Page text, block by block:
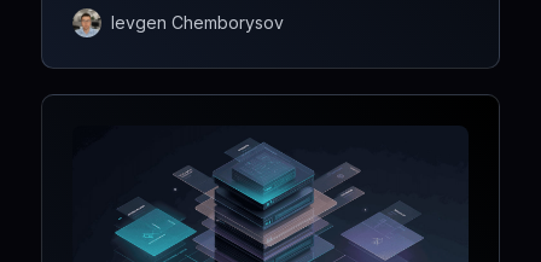
Ievgen Chemborysov